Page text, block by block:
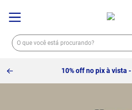
10% off no pix à vista -